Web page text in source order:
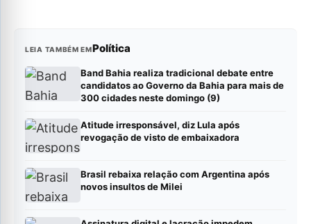
LEIA TAMBÉM EMPolítica
Band Bahia realiza tradicional debate entre
candidatos ao Governo da Bahia para mais de
300 cidades neste domingo (9)
Atitude irresponsável, diz Lula após
revogação de visto de embaixadora
Brasil rebaixa relação com Argentina após
novos insultos de Milei